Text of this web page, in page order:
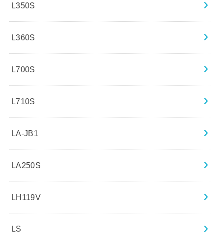
L350S
L360S
L700S
L710S
LA-JB1
LA250S
LH119V
LS